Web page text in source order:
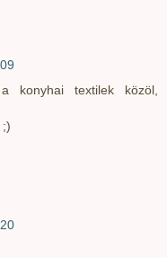
konyhai textilek közöl,